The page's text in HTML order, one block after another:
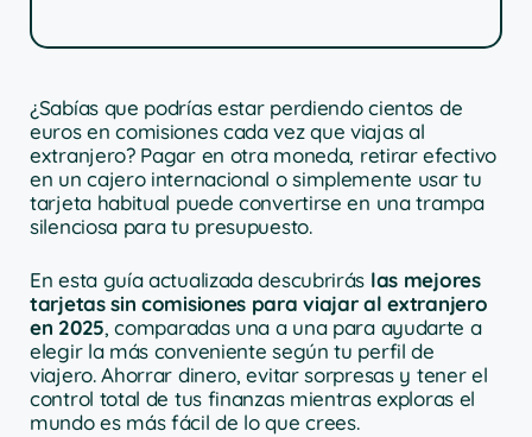
¿Sabías que podrías estar perdiendo cientos de
euros en comisiones cada vez que viajas al
extranjero? Pagar en otra moneda, retirar efectivo
en un cajero internacional o simplemente usar tu
tarjeta habitual puede convertirse en una trampa
silenciosa para tu presupuesto.
En esta guía actualizada descubrirás las mejores
tarjetas sin comisiones para viajar al extranjero
en 2025, comparadas una a una para ayudarte a
elegir la más conveniente según tu perfil de
viajero. Ahorrar dinero, evitar sorpresas y tener el
control total de tus finanzas mientras exploras el
mundo es más fácil de lo que crees.